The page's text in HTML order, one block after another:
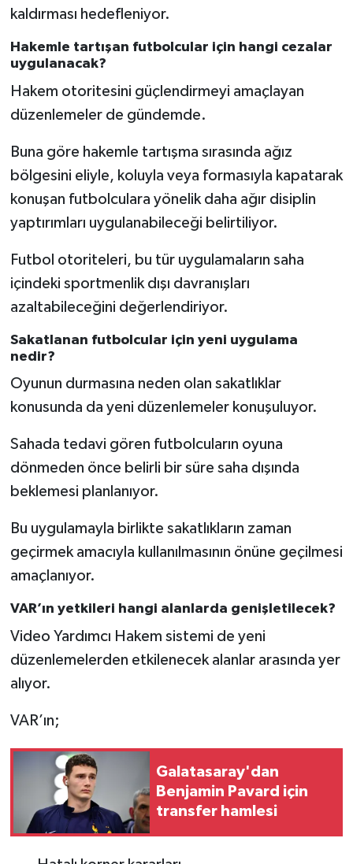
kaldırması hedefleniyor.
Hakemle tartışan futbolcular için hangi cezalar
uygulanacak?
Hakem otoritesini güçlendirmeyi amaçlayan
düzenlemeler de gündemde.
Buna göre hakemle tartışma sırasında ağız
bölgesini eliyle, koluyla veya formasıyla kapatarak
konuşan futbolculara yönelik daha ağır disiplin
yaptırımları uygulanabileceği belirtiliyor.
Futbol otoriteleri, bu tür uygulamaların saha
içindeki sportmenlik dışı davranışları
azaltabileceğini değerlendiriyor.
Sakatlanan futbolcular için yeni uygulama
nedir?
Oyunun durmasına neden olan sakatlıklar
konusunda da yeni düzenlemeler konuşuluyor.
Sahada tedavi gören futbolcuların oyuna
dönmeden önce belirli bir süre saha dışında
beklemesi planlanıyor.
Bu uygulamayla birlikte sakatlıkların zaman
geçirmek amacıyla kullanılmasının önüne geçilmesi
amaçlanıyor.
VAR’ın yetkileri hangi alanlarda genişletilecek?
Video Yardımcı Hakem sistemi de yeni
düzenlemelerden etkilenecek alanlar arasında yer
alıyor.
VAR’ın;
Galatasaray'dan
Benjamin Pavard için
transfer hamlesi